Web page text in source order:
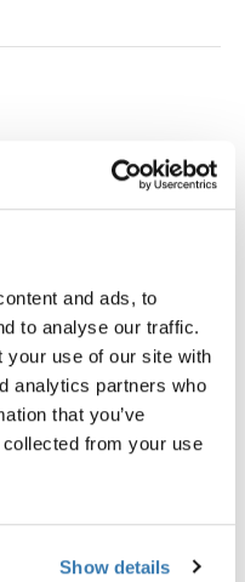
and ads, to
to analyse our traffic.
your use of our site with
analytics partners who
that you’ve
from your use
Show details
kocki za
za pakiranje i